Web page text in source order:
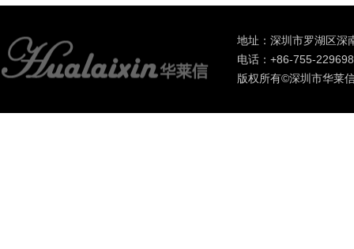
地址：深圳市罗湖区深
电话：+86-755-
版权所有©深圳市华莱